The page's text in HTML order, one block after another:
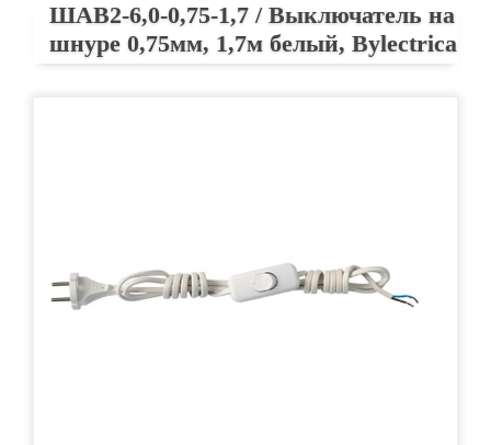
ШАВ2-6,0-0,75-1,7 / Выключатель на
шнуре 0,75мм, 1,7м белый, Bylectrica